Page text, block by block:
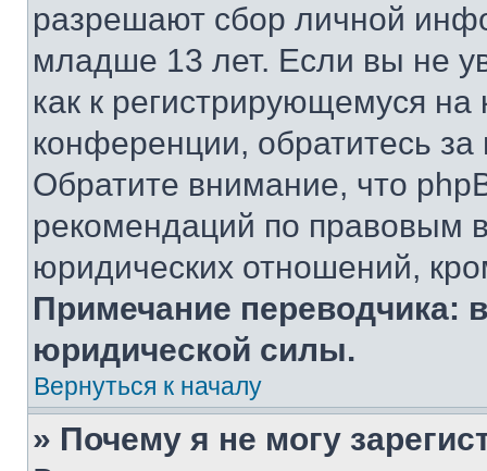
разрешают сбор личной
младше 13 лет. Если вы не
как к регистрирующемуся
конференции, обратитесь
Обратите внимание, что
рекомендаций по правовым
юридических отношений,
Примечание переводчика:
юридической силы.
Вернуться к началу
» Почему я не могу